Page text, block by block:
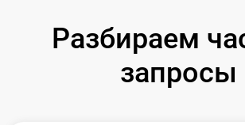
Разбираем
запросы